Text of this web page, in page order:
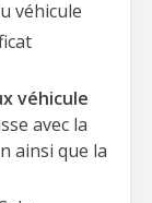
véhicule
véhicule
avec la
ainsi que la